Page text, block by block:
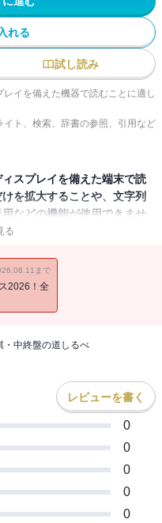
れる
試し読み
イを備えた機器で読むことに適し
ト、検索、辞書の参照、引用など
スプレイを備えた端末で読
を拡大することや、文字列
などの機能が使用できませ
、アマ問わず人気のある対
組み上がったところからの
す。
、相穴熊での戦いの進め
対振り飛車ミレニアムも取
、居飛車穴熊の弱点ともい
る
まで
2026！全
中終盤の道しるべ
レビューを書く
0
0
0
0
0